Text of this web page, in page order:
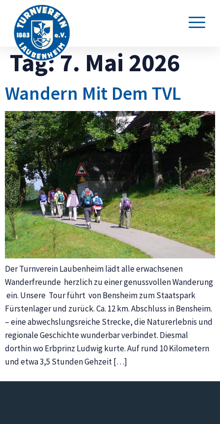
Tag:7. Mai 2026
Wandern Mit Dem TVL
Der Turnverein Laubenheim lädt alle erwachsenen
Wanderfreunde herzlich zu einer genussvollen Wanderung
ein. Unsere Tour führt von Bensheim zum Staatspark
Fürstenlager und zurück. Ca. 12 km. Abschluss in Bensheim.
– eine abwechslungsreiche Strecke, die Naturerlebnis und
regionale Geschichte wunderbar verbindet. Diesmal
dorthin wo Erbprinz Ludwig kurte. Auf rund 10 Kilometern
und etwa 3,5 Stunden Gehzeit […]